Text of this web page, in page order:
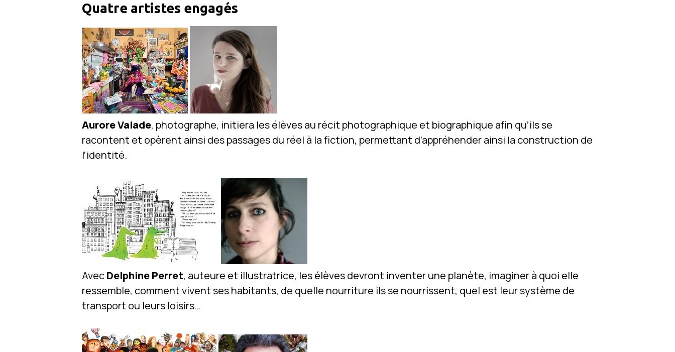
Quatre artistes engagés
Aurore Valade, photographe, initiera les élèves au récit photographique et biographique afin qu’ils se
racontent et opèrent ainsi des passages du réel à la fiction, permettant d’appréhender ainsi la construction de
l’identité.
AvecDelphine Perret, auteure et illustratrice, les élèves devront inventer une planète, imaginer à quoi elle
ressemble, comment vivent ses habitants, de quelle nourriture ils se nourrissent, quel est leur système de
transport ou leurs loisirs…